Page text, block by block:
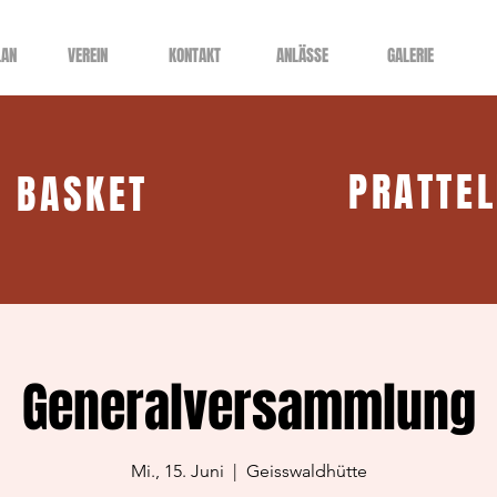
VEREIN KONTAKT ANLÄSSE GALERIE
BASKET
Generalversammlung
Mi., 15. Juni Geisswaldhütte